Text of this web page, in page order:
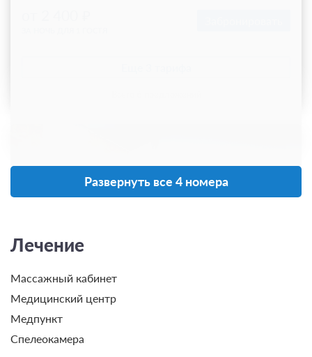
Улучшенный стандарт 2-местный
Развернуть все 4 номера
Лечение
Массажный кабинет
Медицинский центр
Медпункт
Спелеокамера